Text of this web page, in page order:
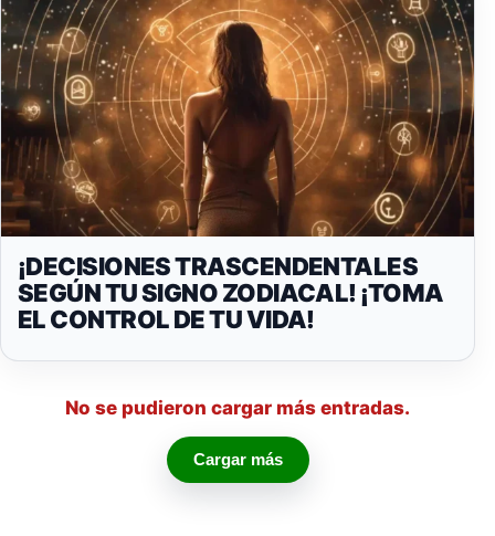
¡DECISIONES TRASCENDENTALES
SEGÚN TU SIGNO ZODIACAL! ¡TOMA
EL CONTROL DE TU VIDA!
No se pudieron cargar más entradas.
Cargar más